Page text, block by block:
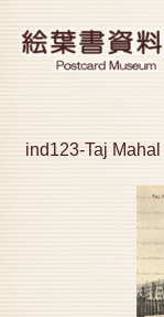
ind123-Taj